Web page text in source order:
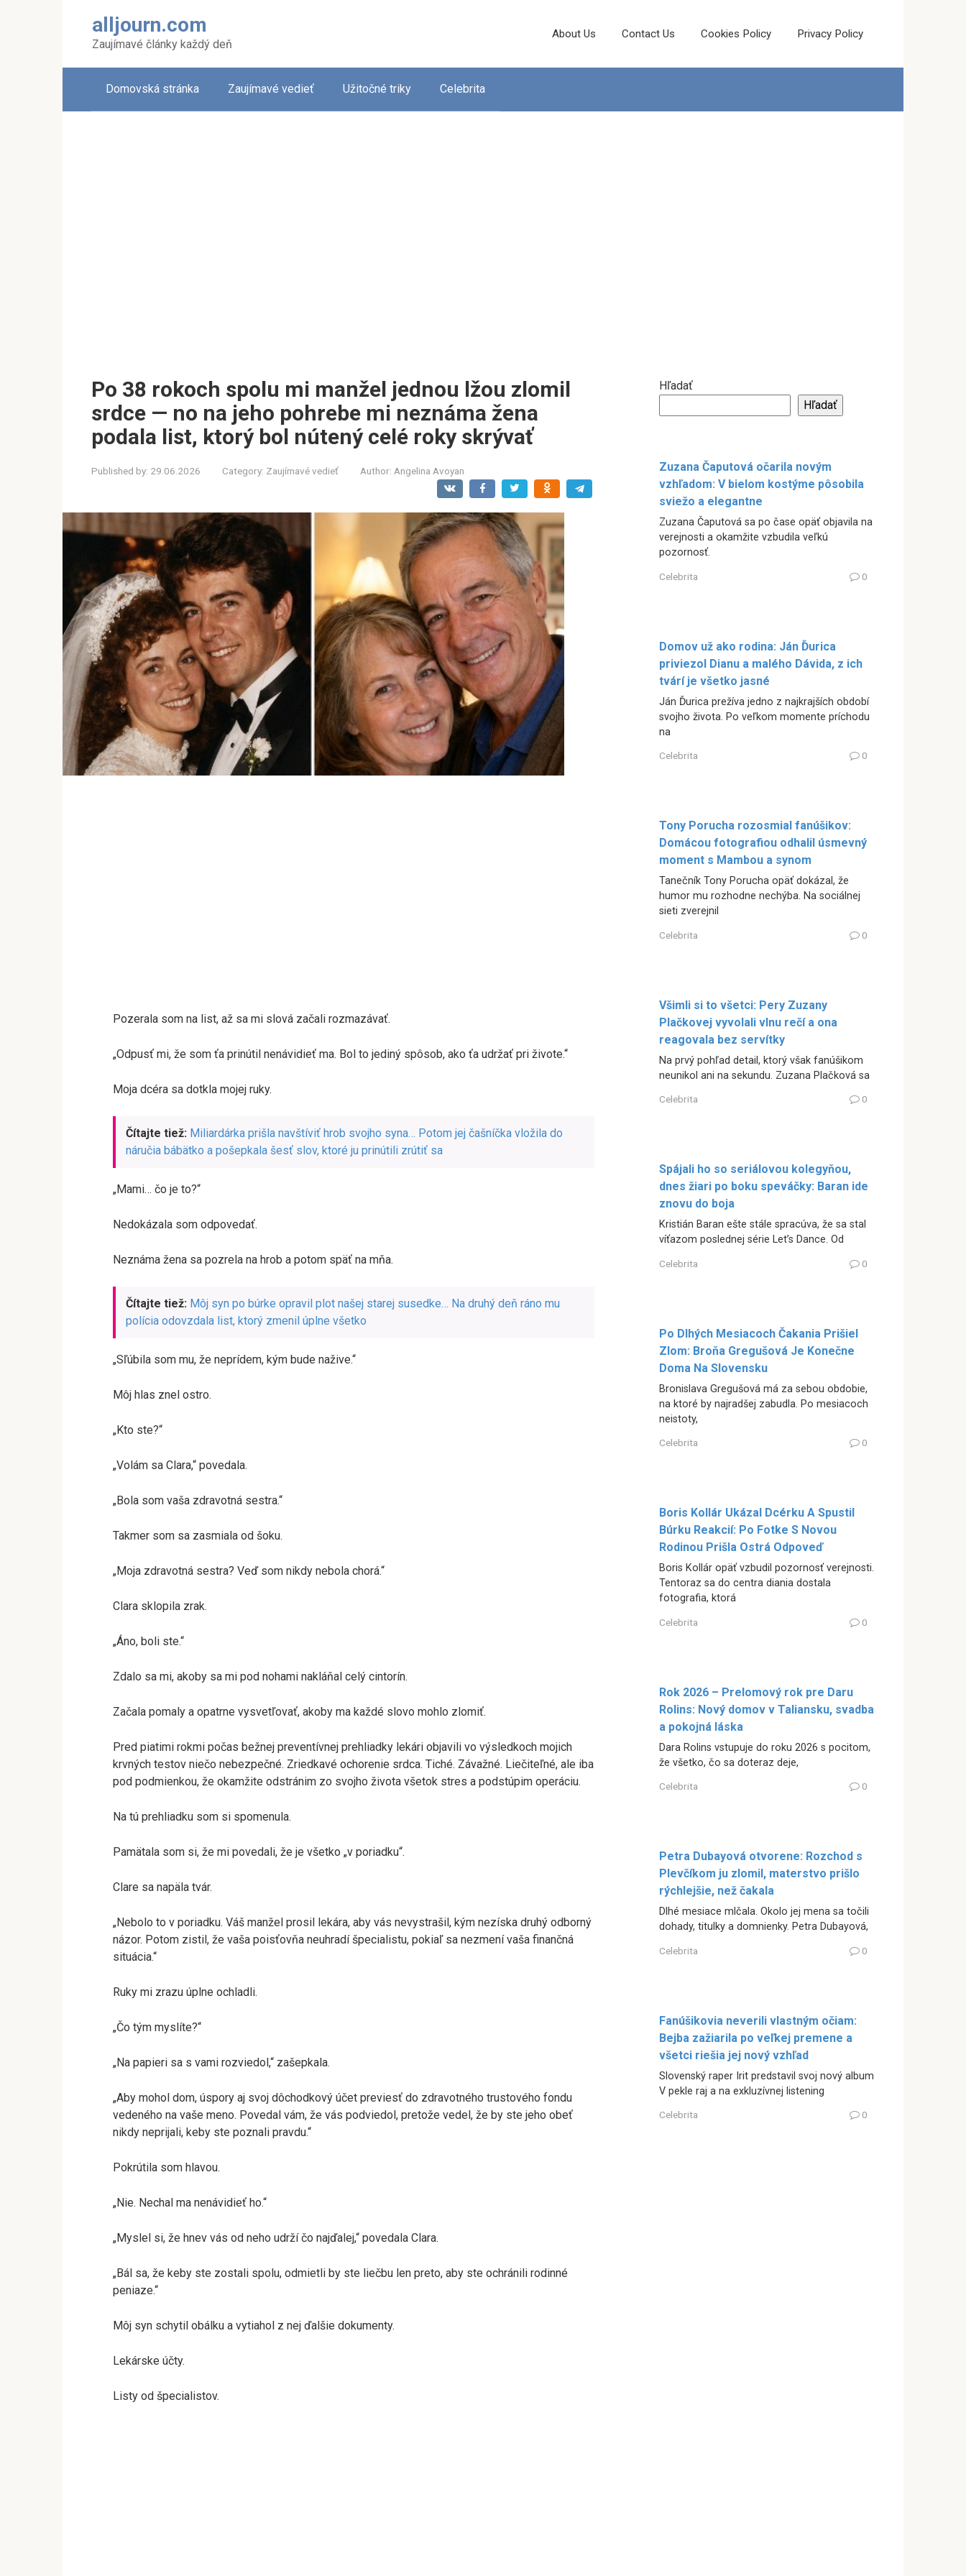
alljourn.com
Zaujímavé články každý deň
About Us Contact Us Cookies Policy Privacy Policy
Domovská stránka Zaujímavé vedieť Užitočné triky Celebrita
Po 38 rokoch spolu mi manžel jednou lžou zlomil
srdce — no na jeho pohrebe mi neznáma žena
podala list, ktorý bol nútený celé roky skrývať
Published by: 29.06.2026 Category: Zaujímavé vedieť Author: Angelina Avoyan
Pozerala som na list, až sa mi slová začali rozmazávať.
„Odpusť mi, že som ťa prinútil nenávidieť ma. Bol to jediný spôsob, ako ťa udržať pri živote.“
Moja dcéra sa dotkla mojej ruky.
Čítajte tiež: Miliardárka prišla navštíviť hrob svojho syna… Potom jej čašníčka vložila do
náručia bábätko a pošepkala šesť slov, ktoré ju prinútili zrútiť sa
„Mami… čo je to?“
Nedokázala som odpovedať.
Neznáma žena sa pozrela na hrob a potom späť na mňa.
Čítajte tiež: Môj syn po búrke opravil plot našej starej susedke… Na druhý deň ráno mu
polícia odovzdala list, ktorý zmenil úplne všetko
„Sľúbila som mu, že neprídem, kým bude nažive.“
Môj hlas znel ostro.
„Kto ste?“
„Volám sa Clara,“ povedala.
„Bola som vaša zdravotná sestra.“
Takmer som sa zasmiala od šoku.
„Moja zdravotná sestra? Veď som nikdy nebola chorá.“
Clara sklopila zrak.
„Áno, boli ste.“
Zdalo sa mi, akoby sa mi pod nohami nakláňal celý cintorín.
Začala pomaly a opatrne vysvetľovať, akoby ma každé slovo mohlo zlomiť.
Pred piatimi rokmi počas bežnej preventívnej prehliadky lekári objavili vo výsledkoch mojich
krvných testov niečo nebezpečné. Zriedkavé ochorenie srdca. Tiché. Závažné. Liečiteľné, ale iba
pod podmienkou, že okamžite odstránim zo svojho života všetok stres a podstúpim operáciu.
Na tú prehliadku som si spomenula.
Pamätala som si, že mi povedali, že je všetko „v poriadku“.
Clare sa napäla tvár.
„Nebolo to v poriadku. Váš manžel prosil lekára, aby vás nevystrašil, kým nezíska druhý odborný
názor. Potom zistil, že vaša poisťovňa neuhradí špecialistu, pokiaľ sa nezmení vaša finančná
situácia.“
Ruky mi zrazu úplne ochladli.
„Čo tým myslíte?“
„Na papieri sa s vami rozviedol,“ zašepkala.
„Aby mohol dom, úspory aj svoj dôchodkový účet previesť do zdravotného trustového fondu
vedeného na vaše meno. Povedal vám, že vás podviedol, pretože vedel, že by ste jeho obeť
nikdy neprijali, keby ste poznali pravdu.“
Pokrútila som hlavou.
„Nie. Nechal ma nenávidieť ho.“
„Myslel si, že hnev vás od neho udrží čo najďalej,“ povedala Clara.
„Bál sa, že keby ste zostali spolu, odmietli by ste liečbu len preto, aby ste ochránili rodinné
peniaze.“
Môj syn schytil obálku a vytiahol z nej ďalšie dokumenty.
Lekárske účty.
Listy od špecialistov.
Hľadať
Hľadať
Zuzana Čaputová očarila novým
vzhľadom: V bielom kostýme pôsobila
sviežo a elegantne
Zuzana Čaputová sa po čase opäť objavila na
verejnosti a okamžite vzbudila veľkú
pozornosť.
Celebrita 0
Domov už ako rodina: Ján Ďurica
priviezol Dianu a malého Dávida, z ich
tvárí je všetko jasné
Ján Ďurica prežíva jedno z najkrajších období
svojho života. Po veľkom momente príchodu
na
Celebrita 0
Tony Porucha rozosmial fanúšikov:
Domácou fotografiou odhalil úsmevný
moment s Mambou a synom
Tanečník Tony Porucha opäť dokázal, že
humor mu rozhodne nechýba. Na sociálnej
sieti zverejnil
Celebrita 0
Všimli si to všetci: Pery Zuzany
Plačkovej vyvolali vlnu rečí a ona
reagovala bez servítky
Na prvý pohľad detail, ktorý však fanúšikom
neunikol ani na sekundu. Zuzana Plačková sa
Celebrita 0
Spájali ho so seriálovou kolegyňou,
dnes žiari po boku speváčky: Baran ide
znovu do boja
Kristián Baran ešte stále spracúva, že sa stal
víťazom poslednej série Let’s Dance. Od
Celebrita 0
Po Dlhých Mesiacoch Čakania Prišiel
Zlom: Broňa Gregušová Je Konečne
Doma Na Slovensku
Bronislava Gregušová má za sebou obdobie,
na ktoré by najradšej zabudla. Po mesiacoch
neistoty,
Celebrita 0
Boris Kollár Ukázal Dcérku A Spustil
Búrku Reakcií: Po Fotke S Novou
Rodinou Prišla Ostrá Odpoveď
Boris Kollár opäť vzbudil pozornosť verejnosti.
Tentoraz sa do centra diania dostala
fotografia, ktorá
Celebrita 0
Rok 2026 – Prelomový rok pre Daru
Rolins: Nový domov v Taliansku, svadba
a pokojná láska
Dara Rolins vstupuje do roku 2026 s pocitom,
že všetko, čo sa doteraz deje,
Celebrita 0
Petra Dubayová otvorene: Rozchod s
Plevčíkom ju zlomil, materstvo prišlo
rýchlejšie, než čakala
Dlhé mesiace mlčala. Okolo jej mena sa točili
dohady, titulky a domnienky. Petra Dubayová,
Celebrita 0
Fanúšikovia neverili vlastným očiam:
Bejba zažiarila po veľkej premene a
všetci riešia jej nový vzhľad
Slovenský raper Irit predstavil svoj nový album
V pekle raj a na exkluzívnej listening
Celebrita 0